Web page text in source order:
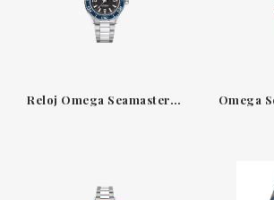
Reloj Omega Seamaster Planet Ocean 600M 42 mm — Acero con bisel azul y esfera negra